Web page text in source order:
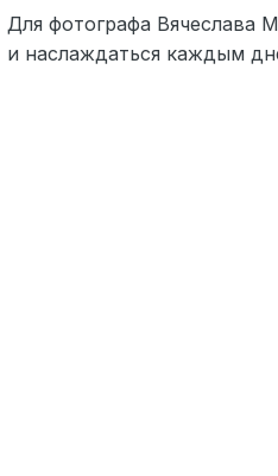
Для фотографа Вячеслава
и наслаждаться каждым